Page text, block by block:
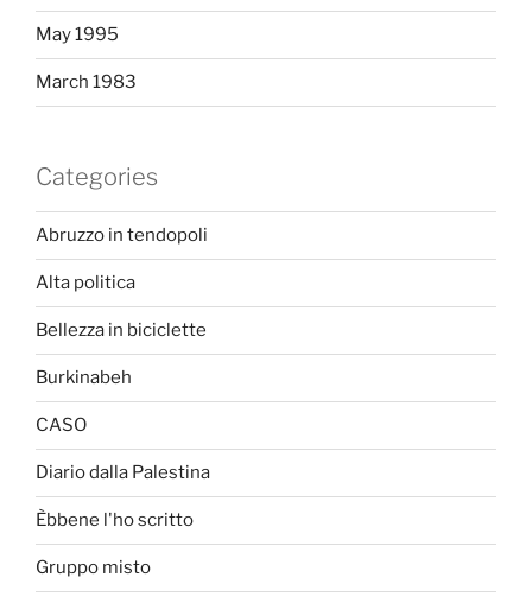
May 1995
March 1983
Categories
Abruzzo in tendopoli
Alta politica
Bellezza in biciclette
Burkinabeh
CASO
Diario dalla Palestina
Èbbene l'ho scritto
Gruppo misto